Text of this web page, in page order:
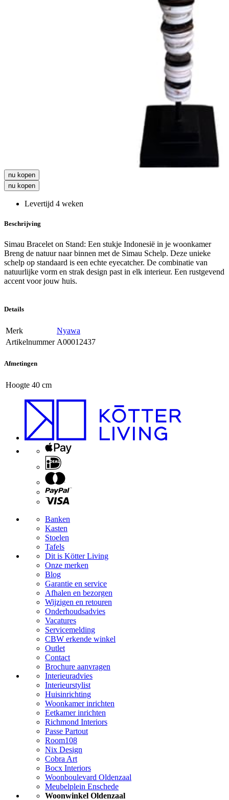
nu kopen
nu kopen
Levertijd 4 weken
Beschrijving
Simau Bracelet on Stand: Een stukje Indonesië in je woonkamer
Breng de natuur naar binnen met de Simau Schelp. Deze unieke
schelp op standaard is een echte eyecatcher. De combinatie van
natuurlijke vorm en strak design past in elk interieur. Een rustgevend
accent voor jouw huis.
Details
Merk
Nyawa
Artikelnummer A00012437
Afmetingen
Hoogte 40 cm
Banken
Kasten
Stoelen
Tafels
Dit is Kötter Living
Onze merken
Blog
Garantie en service
Afhalen en bezorgen
Wijzigen en retouren
Onderhoudsadvies
Vacatures
Servicemelding
CBW erkende winkel
Outlet
Contact
Brochure aanvragen
Interieuradvies
Interieurstylist
Huisinrichting
Woonkamer inrichten
Eetkamer inrichten
Richmond Interiors
Passe Partout
Room108
Nix Design
Cobra Art
Bocx Interiors
Woonboulevard Oldenzaal
Meubelplein Enschede
Woonwinkel Oldenzaal